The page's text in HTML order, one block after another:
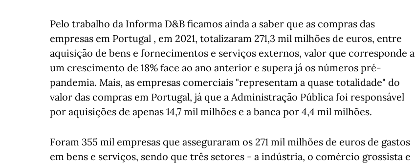
Pelo trabalho da Informa D&B ficamos ainda a saber que as compras das
empresas em Portugal , em 2021, totalizaram 271,3 mil milhões de euros, entre
aquisição de bens e fornecimentos e serviços externos, valor que corresponde a
um crescimento de 18% face ao ano anterior e supera já os números pré-
pandemia. Mais, as empresas comerciais "representam a quase totalidade" do
valor das compras em Portugal, já que a Administração Pública foi responsável
por aquisições de apenas 14,7 mil milhões e a banca por 4,4 mil milhões.
Foram 355 mil empresas que asseguraram os 271 mil milhões de euros de gastos
em bens e serviços, sendo que três setores - a indústria, o comércio grossista e